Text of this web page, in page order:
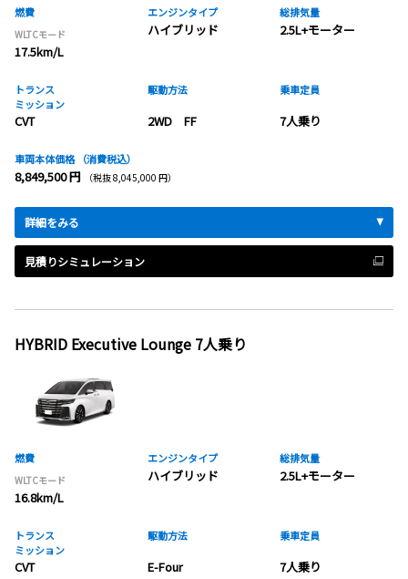
燃費
WLTCモード
17.5km/L
エンジンタイプ
ハイブリッド
総排気量
2.5L+モーター
トランス
ミッション
CVT
駆動方法
2WD FF
乗車定員
7人乗り
車両本体価格 （消費税込）
8,849,500 円 （税抜 8,045,000 円）
詳細をみる
見積りシミュレーション
HYBRID Executive Lounge 7人乗り
燃費
WLTCモード
16.8km/L
エンジンタイプ
ハイブリッド
総排気量
2.5L+モーター
トランス
ミッション
CVT
駆動方法
E-Four
乗車定員
7人乗り